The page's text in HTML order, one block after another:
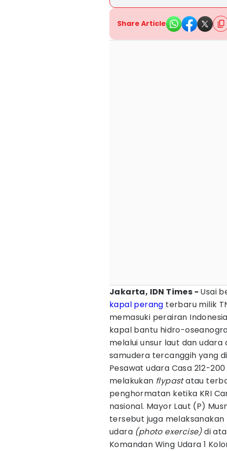
Share Article
Jakarta, IDN Times - Usai
kapal perang terbaru milik
memasuki perairan
kapal bantu hidro-
melalui unsur laut dan udara
samudera tercanggih yang
Pesawat udara Casa 212-
melakukan flypastatau
penghormatan ketika KRI
nasional. Mayor Laut (P)
tersebut juga
udara (photo exercise)di
Komandan Wing Udara 1